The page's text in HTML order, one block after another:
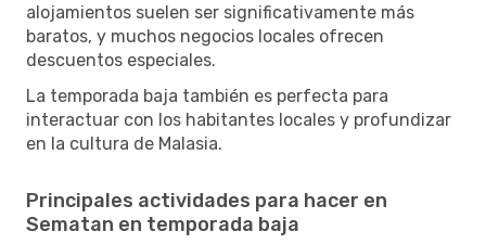
alojamientos suelen ser significativamente más
baratos, y muchos negocios locales ofrecen
descuentos especiales.
La temporada baja también es perfecta para
interactuar con los habitantes locales y profundizar
en la cultura de Malasia.
Principales actividades para hacer en
Sematan en temporada baja